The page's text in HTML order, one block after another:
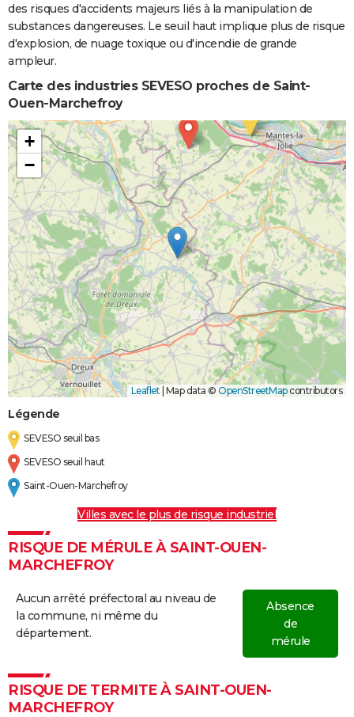
des risques d'accidents majeurs liés à la manipulation de
substances dangereuses. Le seuil haut implique plus de risque
d'explosion, de nuage toxique ou d'incendie de grande
ampleur.
Carte des industries SEVESO proches de Saint-
Ouen-Marchefroy
+
−
Leaflet Map data © OpenStreetMapcontributors
Légende
SEVESO seuil bas
SEVESO seuil haut
Saint-Ouen-Marchefroy
Villes avec le plus de risque industriel
RISQUE DE MÉRULE À SAINT-OUEN-
MARCHEFROY
Aucun arrêté préfectoral au niveau de
la commune, ni même du
département.
Absence
de
mérule
RISQUE DE TERMITE À SAINT-OUEN-
MARCHEFROY